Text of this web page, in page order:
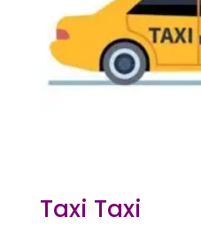
Taxi Taxi